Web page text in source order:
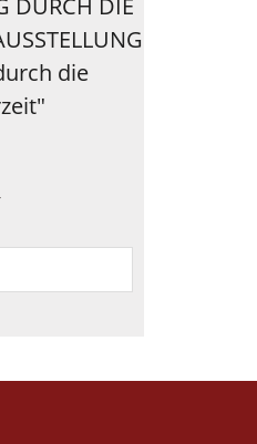
DURCH DIE
die